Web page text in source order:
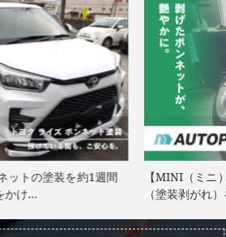
ットの塗装を約1週間
かけ…
【MINI（ミニ
（塗装剥がれ